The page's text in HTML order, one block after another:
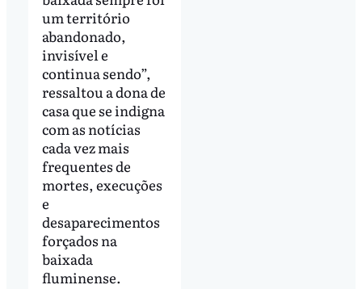
um território
abandonado,
invisível e
continua sendo”,
ressaltou a dona de
casa que se indigna
com as notícias
cada vez mais
frequentes de
mortes, execuções
e
desaparecimentos
forçados na
baixada
fluminense.